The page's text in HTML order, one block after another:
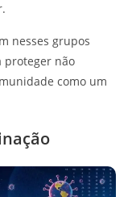
nesses grupos
proteger não
como um